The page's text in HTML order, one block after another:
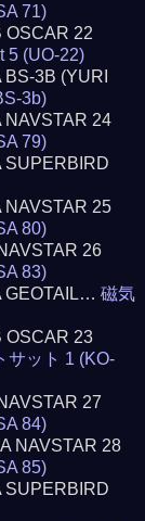
71)
OSCAR 22
5 (UO-22)
3B (YURI
3b)
NAVSTAR 24
79)
SUPERBIRD
NAVSTAR 25
80)
26
83)
GEOTAIL…磁気
OSCAR 23
サット 1 (KO-
27
84)
NAVSTAR 28
85)
SUPERBIRD